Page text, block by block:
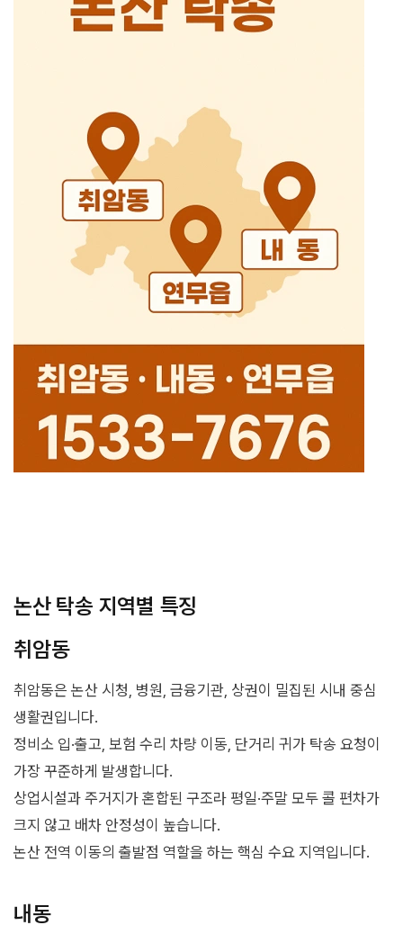
논산 탁송 지역별 특징
취암동
취암동은 논산 시청, 병원, 금융기관, 상권이 밀집된 시내 중심
생활권입니다.
정비소 입·출고, 보험 수리 차량 이동, 단거리 귀가 탁송 요청이
가장 꾸준하게 발생합니다.
상업시설과 주거지가 혼합된 구조라 평일·주말 모두 콜 편차가
크지 않고 배차 안정성이 높습니다.
논산 전역 이동의 출발점 역할을 하는 핵심 수요 지역입니다.
내동